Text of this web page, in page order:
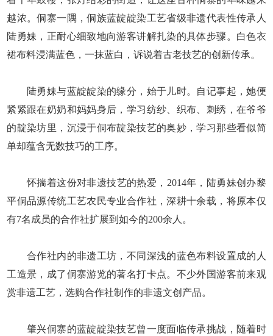
越浓。侗寨一隅，侗族蓝靛靛染工艺省级非遗代表性传承人
陆勇妹，正耐心细致地向游客讲解扎染的具体步骤。白色衣
裙布料浸满蓝色，一抹蓝白，诉说着古老技艺的创新传承。
陆勇妹与蓝靛靛染的缘分，始于儿时。自记事起，她便
紧紧跟在奶奶和妈妈身后，学习纺纱、织布、刺绣，在爷爷
的靛染坊里，沉浸于侗布靛染技艺的奥妙，学习那些看似简
单却蕴含无数技巧的工序。
怀揣着这份对非遗技艺的热爱，2014年，陆勇妹创办黎
平侗品源传统工艺农民专业合作社，深耕十余载，将原本仅
有7名成员的合作社扩展到如今的200余人。
合作社内的非遗工坊，不同深浅的蓝色布料设置成的人
工造景，成了侗寨游览的著名打卡点。不少外国游客前来观
赏非遗工艺，选购合作社制作的非遗文创产品。
肇兴侗寨的蓝靛靛染技艺曾一度面临传承挑战，随着时